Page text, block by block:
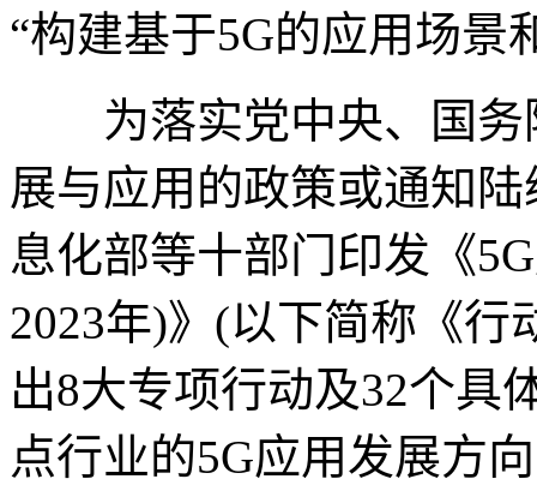
“构建基于5G的应用场景
为落实党中央、国务
展与应用的政策或通知
息化部等十部门印发《
2023年)》(以下简称《
出8大专项行动及32个具
点行业的5G应用发展方